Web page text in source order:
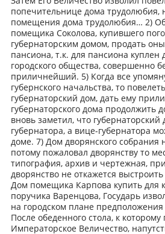
попечительнице дома трудолюбия,
помещения дома трудолюбия… 2)
помещика Соколова, купившего
губернаторским домом, продать
пансиона, т.к. для пансиона
городского общества, совершенно
приличнейший. 5) Когда все
губернского начальства, то
губернаторский дом, дать ему
губернаторского дома продолжить
вновь заметил, что
губернатора, а вице-губернатора
доме. 7) Дом дворянского
потому пожаловал дворянству то
типография, архив и чертежная,
дворянство не откажется
Дом помещика Карпова купить для
поручика Варенцова, Государь
на городском плане
После обеденного стола, к
Императорское Величество,